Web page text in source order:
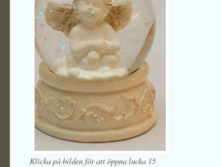
Klicka på bilden för att öppna lucka 15